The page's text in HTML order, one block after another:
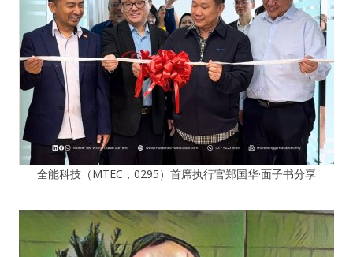
全能科技（MTEC，0295）首席执行官郑国华·面子书分享